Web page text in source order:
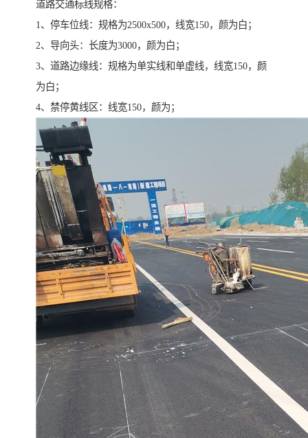
道路交通标线规格：
1、停车位线：规格为2500x500，线宽150，颜为白；
2、导向头：长度为3000，颜为白；
3、道路边缘线：规格为单实线和单虚线，线宽150，颜
为白；
4、禁停黄线区：线宽150，颜为；